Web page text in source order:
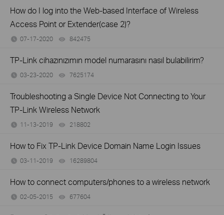
How do I log into the Web-based Interface of Wireless
Access Point or Extender(case 2)?
07-17-2020 842475
TP-Link cihazınızımın model numarasını nasıl bulabilirim?
03-23-2020 7625174
Troubleshooting a Single Device Not Connecting to Your
TP-Link Wireless Network
11-13-2019 218802
How to Fix TP-Link Device Domain Name Login Issues
03-11-2019 16289804
How to connect computers/phones to a wireless network
02-05-2015 677604